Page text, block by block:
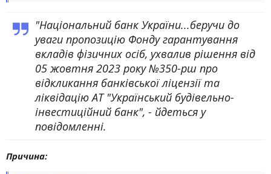
"Національний банк України...беручи до
уваги пропозицію Фонду гарантування
вкладів фізичних осіб, ухвалив рішення від
05 жовтня 2023 року №350-рш про
відкликання банківської ліцензії та
ліквідацію АТ "Український будівельно-
інвестиційний банк", - йдеться у
повідомленні.
Причина: